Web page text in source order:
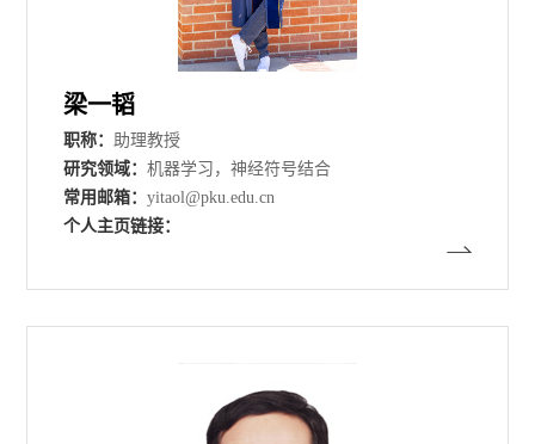
梁一韬
职称：
助理教授
研究领域：机器学习，神经符号结合
常用邮箱：yitaol@pku.edu.cn
个人主页链接：